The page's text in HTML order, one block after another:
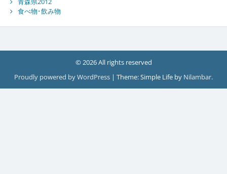
食べ物･飲み物
© 2026 All rights reserved
Proudly powered by WordPress | Theme: Simple Life by Nilambar.